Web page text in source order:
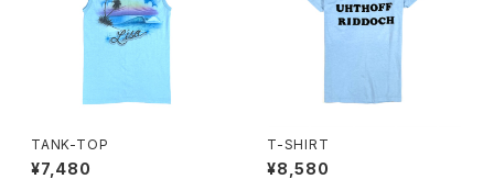
TANK-TOP
¥7,480
T-SHIRT
¥8,580